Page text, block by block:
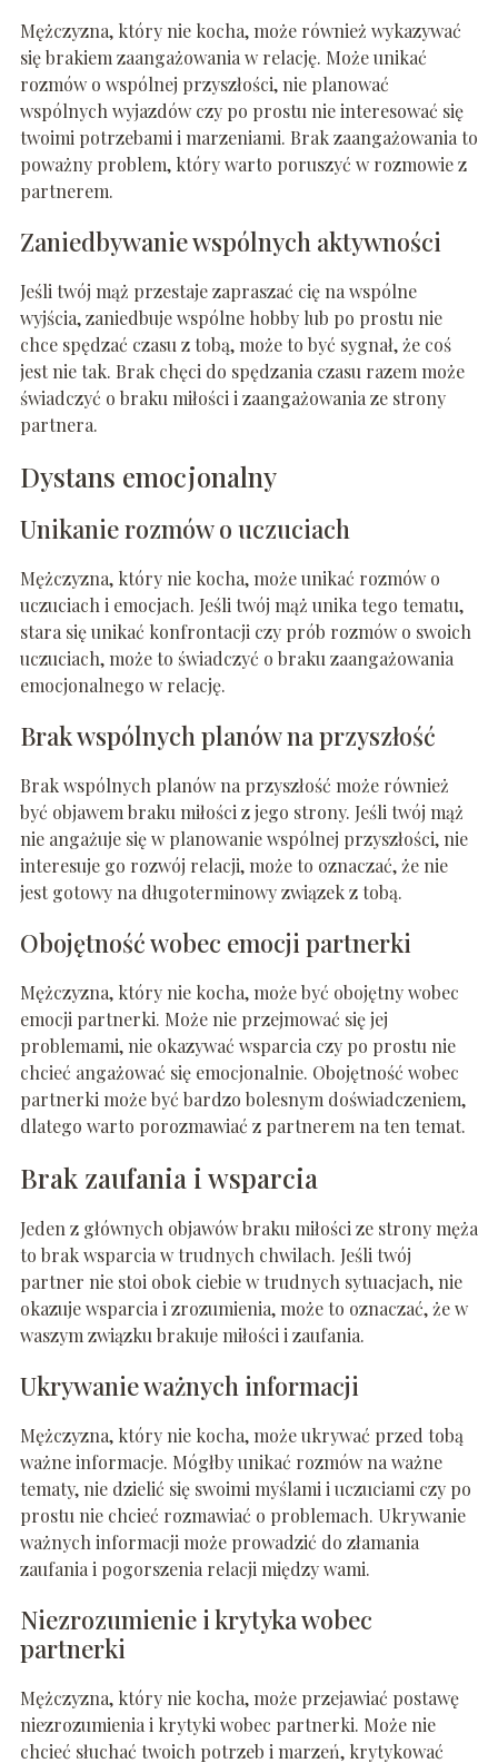
Mężczyzna, który nie kocha, może również wykazywać
się brakiem zaangażowania w relację. Może unikać
rozmów o wspólnej przyszłości, nie planować
wspólnych wyjazdów czy po prostu nie interesować się
twoimi potrzebami i marzeniami. Brak zaangażowania to
poważny problem, który warto poruszyć w rozmowie z
partnerem.
Zaniedbywanie wspólnych aktywności
Jeśli twój mąż przestaje zapraszać cię na wspólne
wyjścia, zaniedbuje wspólne hobby lub po prostu nie
chce spędzać czasu z tobą, może to być sygnał, że coś
jest nie tak. Brak chęci do spędzania czasu razem może
świadczyć o braku miłości i zaangażowania ze strony
partnera.
Dystans emocjonalny
Unikanie rozmów o uczuciach
Mężczyzna, który nie kocha, może unikać rozmów o
uczuciach i emocjach. Jeśli twój mąż unika tego tematu,
stara się unikać konfrontacji czy prób rozmów o swoich
uczuciach, może to świadczyć o braku zaangażowania
emocjonalnego w relację.
Brak wspólnych planów na przyszłość
Brak wspólnych planów na przyszłość może również
być objawem braku miłości z jego strony. Jeśli twój mąż
nie angażuje się w planowanie wspólnej przyszłości, nie
interesuje go rozwój relacji, może to oznaczać, że nie
jest gotowy na długoterminowy związek z tobą.
Obojętność wobec emocji partnerki
Mężczyzna, który nie kocha, może być obojętny wobec
emocji partnerki. Może nie przejmować się jej
problemami, nie okazywać wsparcia czy po prostu nie
chcieć angażować się emocjonalnie. Obojętność wobec
partnerki może być bardzo bolesnym doświadczeniem,
dlatego warto porozmawiać z partnerem na ten temat.
Brak zaufania i wsparcia
Jeden z głównych objawów braku miłości ze strony męża
to brak wsparcia w trudnych chwilach. Jeśli twój
partner nie stoi obok ciebie w trudnych sytuacjach, nie
okazuje wsparcia i zrozumienia, może to oznaczać, że w
waszym związku brakuje miłości i zaufania.
Ukrywanie ważnych informacji
Mężczyzna, który nie kocha, może ukrywać przed tobą
ważne informacje. Mógłby unikać rozmów na ważne
tematy, nie dzielić się swoimi myślami i uczuciami czy po
prostu nie chcieć rozmawiać o problemach. Ukrywanie
ważnych informacji może prowadzić do złamania
zaufania i pogorszenia relacji między wami.
Niezrozumienie i krytyka wobec
partnerki
Mężczyzna, który nie kocha, może przejawiać postawę
niezrozumienia i krytyki wobec partnerki. Może nie
chcieć słuchać twoich potrzeb i marzeń, krytykować